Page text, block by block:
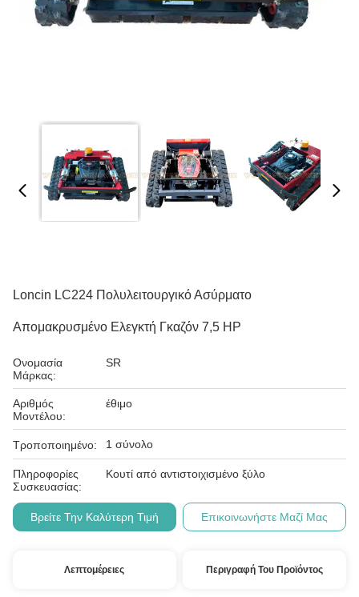
Loncin LC224 Πολυλειτουργικό Ασύρματο
Απομακρυσμένο Ελεγκτή Γκαζόν 7,5 HP
Ονομασία
Μάρκας:
SR
Αριθμός
Μοντέλου:
έθιμο
Τροποποιημένο: 1 σύνολο
Πληροφορίες
Συσκευασίας:
Κουτί από αντιστοιχισμένο ξύλο
Βρείτε Την Καλύτερη Τιμή Επικοινωνήστε Μαζί Μας
Λεπτομέρειες Περιγραφή Του Προϊόντος